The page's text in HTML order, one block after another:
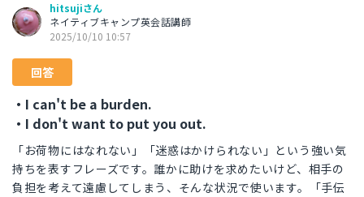
hitsujiさん
ネイティブキャンプ英会話講師
2025/10/10 10:57
回答
・I can't be a burden.
・I don't want to put you out.
「お荷物にはなれない」「迷惑はかけられない」という強い気
持ちを表すフレーズです。誰かに助けを求めたいけど、相手の
負担を考えて遠慮してしまう、そんな状況で使います。「手伝